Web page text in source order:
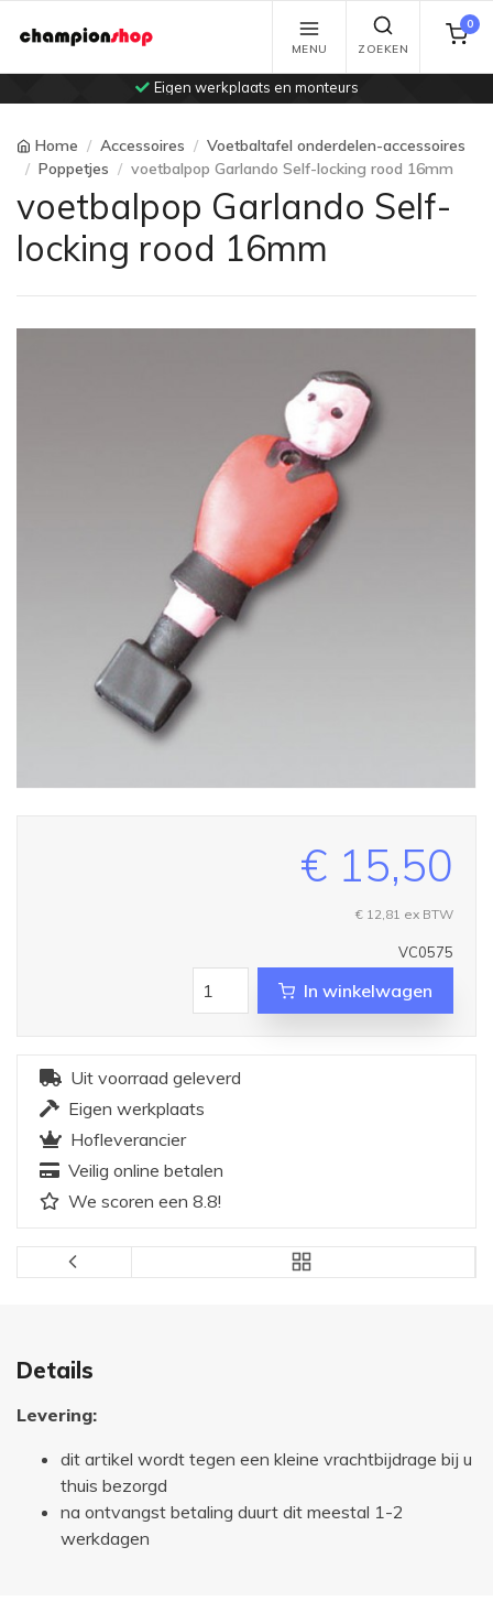
Eigen werkplaats en monteurs
MENU ZOEKEN
0
Home Accessoires
Voetbaltafel onderdelen-accessoires
Poppetjes
voetbalpop Garlando Self-locking rood 16mm
voetbalpop Garlando Self-
locking rood 16mm
€ 15,50
€ 12,81 ex BTW
VC0575
In winkelwagen
Uit voorraad geleverd
Eigen werkplaats
Hofleverancier
Veilig online betalen
We scoren een 8.8!
Details
Levering:
dit artikel wordt tegen een kleine vrachtbijdrage bij u
thuis bezorgd
na ontvangst betaling duurt dit meestal 1-2
werkdagen